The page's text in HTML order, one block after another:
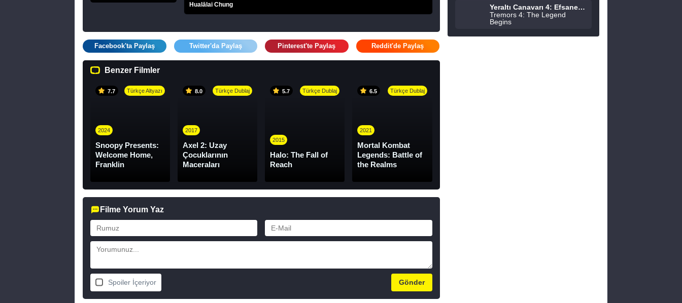
Hualālai Chung
Facebook'ta Paylaş Twitter'da Paylaş Pinterest'te Paylaş Reddit'de Paylaş
Benzer Filmler
7.7 Türkçe Altyazı
2024
Snoopy Presents:
Welcome Home,
Franklin
8.0 Türkçe Dublaj
2017
Axel 2: Uzay
Çocuklarının
Maceraları
5.7 Türkçe Dublaj
2015
Halo: The Fall of
Reach
6.5 Türkçe Dublaj
2021
Mortal Kombat
Legends: Battle of
the Realms
Filme Yorum Yaz
Spoiler İçeriyor
Yeraltı Canavarı 4: Efsane Başlıyor
Tremors 4: The Legend
Begins